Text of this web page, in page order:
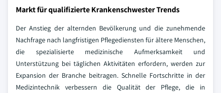
Markt für qualifizierte Krankenschwester Trends
Der Anstieg der alternden Bevölkerung und die zunehmende
Nachfrage nach langfristigen Pflegediensten für ältere Menschen,
die spezialisierte medizinische Aufmerksamkeit und
Unterstützung bei täglichen Aktivitäten erfordern, werden zur
Expansion der Branche beitragen. Schnelle Fortschritte in der
Medizintechnik verbessern die Qualität der Pflege, die in